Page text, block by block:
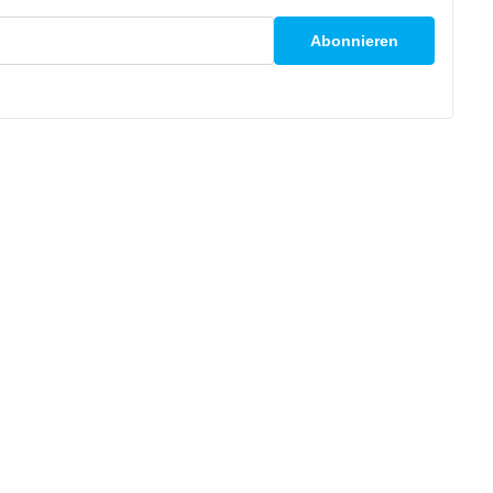
Abonnieren